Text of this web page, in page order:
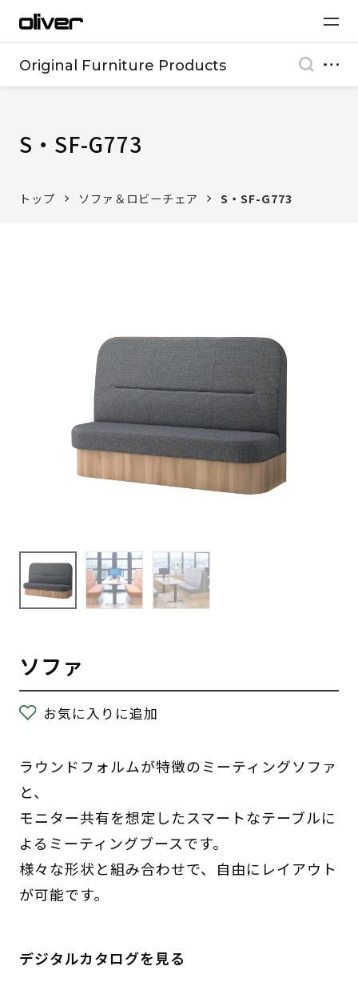
Original Furniture Products
S・SF-G773
トップ ソファ＆ロビーチェア S・SF-G773
ソファ
お気に入りに追加
ラウンドフォルムが特徴のミーティングソファ
と、
モニター共有を想定したスマートなテーブルに
よるミーティングブースです。
様々な形状と組み合わせで、自由にレイアウト
が可能です。
デジタルカタログを見る